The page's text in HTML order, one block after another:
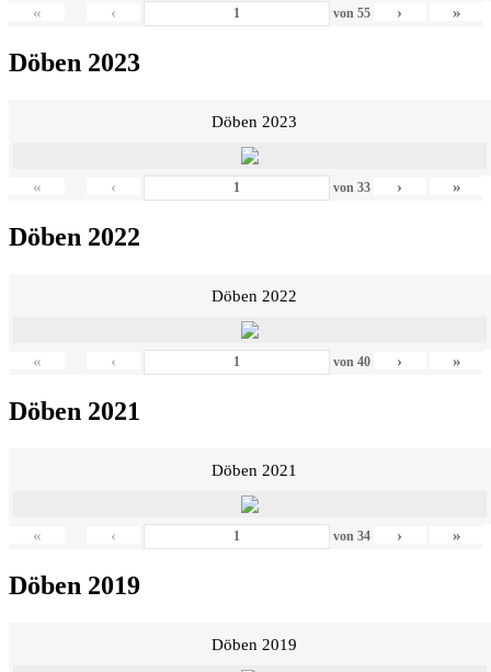
« ‹ von 55 › »
Döben 2023
Döben 2023
« ‹ von 33 › »
Döben 2022
Döben 2022
« ‹ von 40 › »
Döben 2021
Döben 2021
« ‹ von 34 › »
Döben 2019
Döben 2019